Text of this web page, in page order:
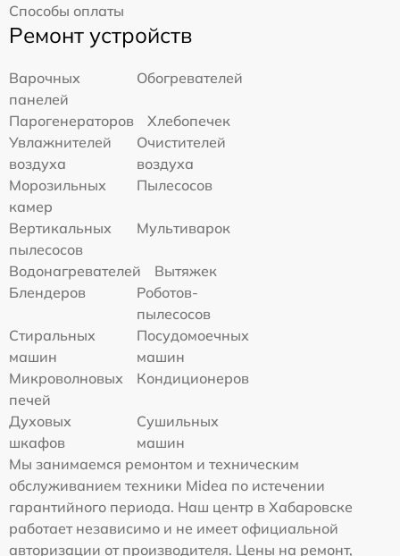
Способы оплаты
Ремонт устройств
Варочных
панелей
Обогревателей
Парогенераторов
Хлебопечек
Увлажнителей
воздуха
Очистителей
воздуха
Морозильных
камер
Пылесосов
Вертикальных
пылесосов
Мультиварок
Водонагревателей
Вытяжек
Блендеров
Роботов-
пылесосов
Стиральных
машин
Посудомоечных
машин
Микроволновых
печей
Кондиционеров
Духовых
шкафов
Сушильных
машин
Мы занимаемся ремонтом и техническим
обслуживанием техники Midea по истечении
гарантийного периода. Наш центр в Хабаровске
работает независимо и не имеет официальной
авторизации от производителя. Цены на ремонт,